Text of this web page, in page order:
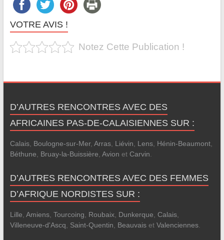
VOTRE AVIS !
Notez Cette Publication !
D’AUTRES RENCONTRES AVEC DES
AFRICAINES PAS-DE-CALAISIENNES SUR :
Calais, Boulogne-sur-Mer, Arras, Liévin, Lens, Hénin-Beaumont,
Béthune, Bruay-la-Buissière, Avion et Carvin.
D’AUTRES RENCONTRES AVEC DES FEMMES
D’AFRIQUE NORDISTES SUR :
Lille, Amiens, Tourcoing, Roubaix, Dunkerque, Calais,
Villeneuve-d'Ascq, Saint-Quentin, Beauvaiset Valenciennes.